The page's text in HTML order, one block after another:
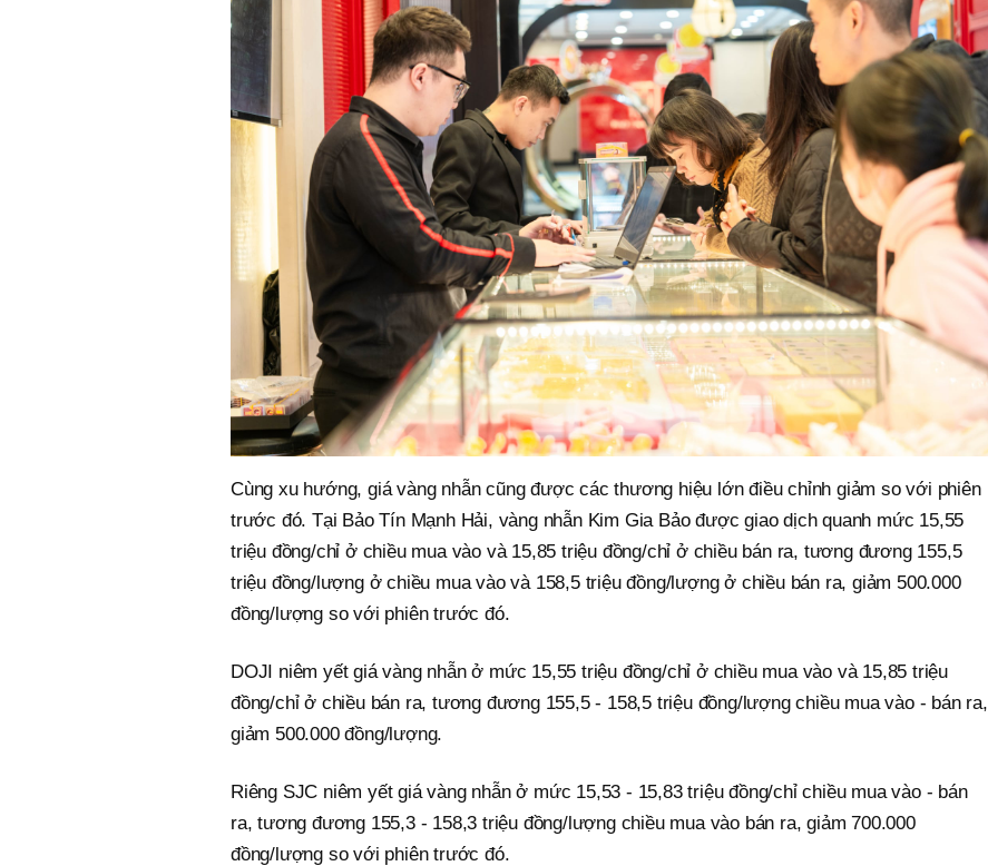
Cùng xu hướng, giá vàng nhẫn cũng được các thương hiệu lớn điều chỉnh giảm so với phiên
trước đó. Tại Bảo Tín Mạnh Hải, vàng nhẫn Kim Gia Bảo được giao dịch quanh mức 15,55
triệu đồng/chỉ ở chiều mua vào và 15,85 triệu đồng/chỉ ở chiều bán ra, tương đương 155,5
triệu đồng/lượng ở chiều mua vào và 158,5 triệu đồng/lượng ở chiều bán ra, giảm 500.000
đồng/lượng so với phiên trước đó.
DOJI niêm yết giá vàng nhẫn ở mức 15,55 triệu đồng/chỉ ở chiều mua vào và 15,85 triệu
đồng/chỉ ở chiều bán ra, tương đương 155,5 - 158,5 triệu đồng/lượng chiều mua vào - bán ra,
giảm 500.000 đồng/lượng.
Riêng SJC niêm yết giá vàng nhẫn ở mức 15,53 - 15,83 triệu đồng/chỉ chiều mua vào - bán
ra, tương đương 155,3 - 158,3 triệu đồng/lượng chiều mua vào bán ra, giảm 700.000
đồng/lượng so với phiên trước đó.